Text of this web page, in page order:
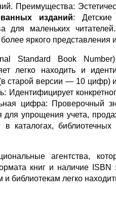
Преимущества:
изданий:
для маленьких
яркого представления
Standard Book
легко находить и
старой версии — 10 цифр)
Идентифицирует
цифра: Проверочный
упрощения учета,
каталогах, библиотечных
агентства,
книг и наличие ISBN
и библиотекам легко